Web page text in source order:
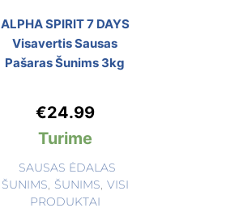
ALPHA SPIRIT 7 DAYS
Visavertis Sausas
Pašaras Šunims 3kg
€24.99
Turime
SAUSAS ĖDALAS
ŠUNIMS
ŠUNIMS VISI
PRODUKTAI